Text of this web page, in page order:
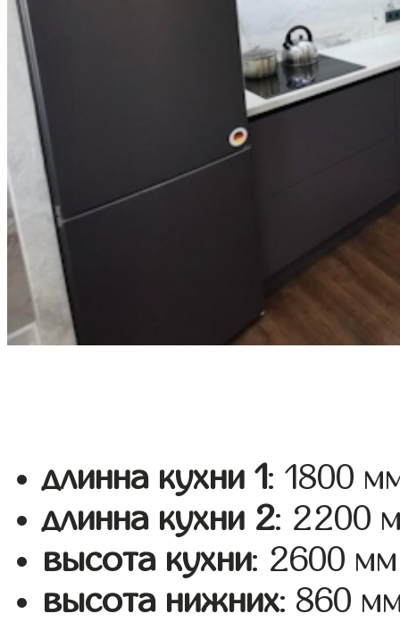
длинна кухни 1: 1800
длинна кухни 2: 2200
высота кухни: 2600 мм
высота нижних: 860